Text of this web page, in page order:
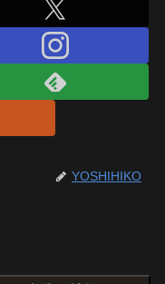
YOSHIHIKO